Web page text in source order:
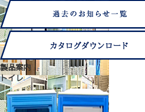
製品案内
トイレ